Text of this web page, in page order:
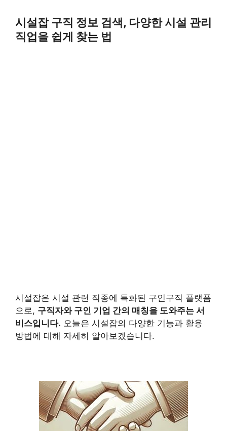
content
시설잡 구직 정보 검색, 다양한 시설 관리
직업을 쉽게 찾는 법
시설잡은 시설 관련 직종에 특화된 구인구직 플랫폼
으로, 구직자와 구인 기업 간의 매칭을 도와주는 서
비스입니다. 오늘은 시설잡의 다양한 기능과 활용
방법에 대해 자세히 알아보겠습니다.